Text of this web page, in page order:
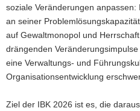
soziale Veränderungen
an seiner
auf Gewaltmonopol und
drängenden
eine Verwaltungs- und
Organisationsentwicklung
Ziel der IBK 2026 ist es, die